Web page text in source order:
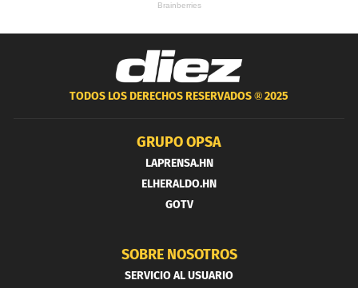
TODOS LOS DERECHOS RESERVADOS ®2025
GRUPO OPSA
LAPRENSA.HN
ELHERALDO.HN
GOTV
SOBRE NOSOTROS
SERVICIO AL USUARIO